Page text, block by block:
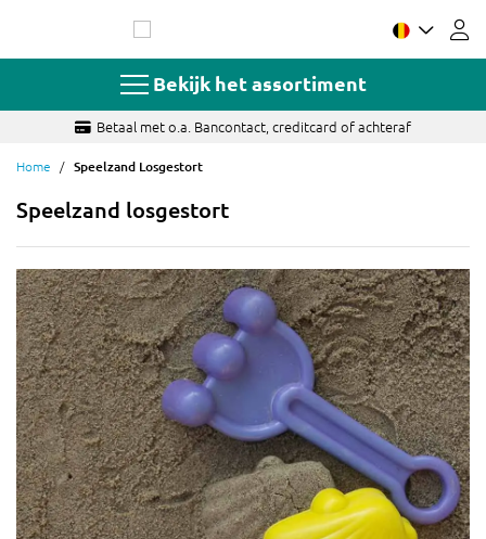
de
Bekijk het assortiment
Betaal met o.a. Bancontact, creditcard of achteraf
Home Speelzand Losgestort
Speelzand losgestort